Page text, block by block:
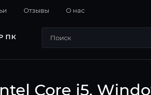
Отзывы О нас
ПК
Core i5,